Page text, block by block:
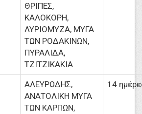
ΘΡΙΠΕΣ,
ΚΑΛΟΚΟΡΗ,
ΛΥΡΙΟΜΥΖΑ, ΜΥΓΑ
ΤΩΝ ΡΟΔΑΚΙΝΩΝ,
ΠΥΡΑΛΙΔΑ,
ΤΖΙΤΖΙΚΑΚΙΑ
ΑΛΕΥΡΩΔΗΣ,
ΑΝΑΤΟΛΙΚΗ ΜΥΓΑ
ΤΩΝ ΚΑΡΠΩΝ,
14